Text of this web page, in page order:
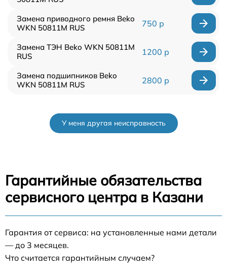
Замена приводного ремня Beko
WKN 50811M RUS
750 р
Замена ТЭН Beko WKN 50811M
RUS
1200 р
Замена подшипников Beko
WKN 50811M RUS
2800 р
У меня другая неисправность
Гарантийные обязательства
сервисного центра в Казани
Гарантия от сервиса: на установленные нами детали
— до 3 месяцев.
Что считается гарантийным случаем?